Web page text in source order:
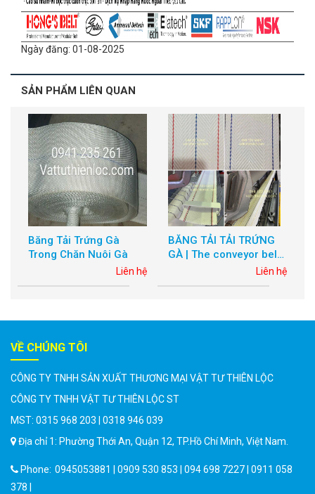
Ngày đăng: 01-08-2025
SẢN PHẨM LIÊN QUAN
Gà –
Gom
Băng Tải Trứng Gà
Trong Chăn Nuôi Gà
BĂNG TẢI TẢI
GÀ | The conveyor
to load chicken
VỀ CHÚNG TÔI
CÔNG TY TNHH SẢN XUẤT THƯƠNG MẠI VẬT TƯ THIÊN LỘC
CÔNG TY TNHH VẬT TƯ THIÊN LỘC ST
MST: 0315 968 203 | 0318 946 039
Địa chỉ 1: Phường Thới An, Quận 12, TP.Hồ Chí Minh, Việt Nam.
Phone: 0945053881 | 0909 530 853 | 094 698 7227 | 0911 058
378 |